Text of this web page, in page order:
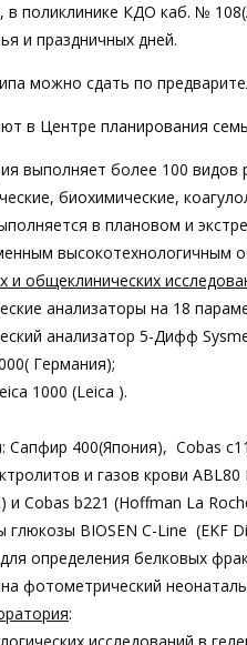
поликлинике КДО каб. №
и праздничных дней.
можно сдать по
в Центре планирования
выполняет более 100 видов
биохимические,
в плановом и
высокотехнологичным
и общеклинических
анализаторы на 18
анализатор 5-Дифф
Германия);
1000 (Leica ).
Сапфир 400(Япония), Cobas
и газов крови ABL80
и Сobas b221 (Hoffman La
BIOSEN C-Line (EKF
определения белковых
фотометрический
: